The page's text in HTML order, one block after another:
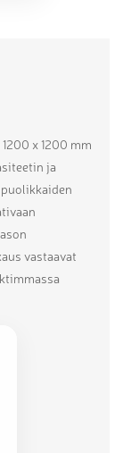
x 1200 mm
ja
vastaavat